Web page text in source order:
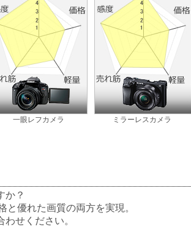
一眼レフカメラ ミラーレスカメラ
か？
優れた画質の両方を実現。
せください。